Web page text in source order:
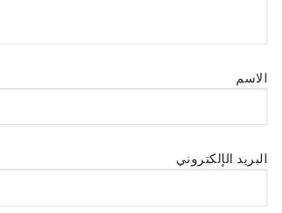
الاسم
البريد الإلكتروني